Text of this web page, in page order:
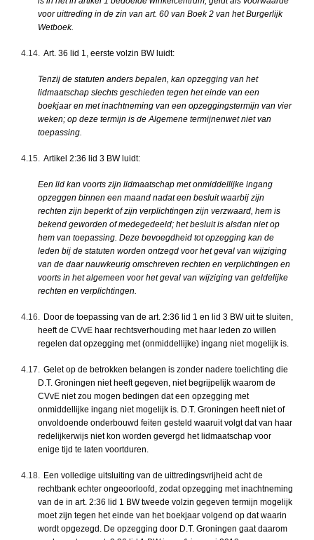
voor uittreding in de zin van art. 60 van Boek 2 van het Burgerlijk
Wetboek.
4.14. Art. 36 lid 1, eerste volzin BW luidt:
Tenzij de statuten anders bepalen, kan opzegging van het
lidmaatschap slechts geschieden tegen het einde van een
boekjaar en met inachtneming van een opzeggingstermijn van vier
weken; op deze termijn is de Algemene termijnenwet niet van
toepassing.
4.15. Artikel 2:36 lid 3 BW luidt:
Een lid kan voorts zijn lidmaatschap met onmiddellijke ingang
opzeggen binnen een maand nadat een besluit waarbij zijn
rechten zijn beperkt of zijn verplichtingen zijn verzwaard, hem is
bekend geworden of medegedeeld; het besluit is alsdan niet op
hem van toepassing. Deze bevoegdheid tot opzegging kan de
leden bij de statuten worden ontzegd voor het geval van wijziging
van de daar nauwkeurig omschreven rechten en verplichtingen en
voorts in het algemeen voor het geval van wijziging van geldelijke
rechten en verplichtingen.
4.16. Door de toepassing van de art. 2:36 lid 1 en lid 3 BW uit te sluiten,
heeft de CVvE haar rechtsverhouding met haar leden zo willen
regelen dat opzegging met (onmiddellijke) ingang niet mogelijk is.
4.17. Gelet op de betrokken belangen is zonder nadere toelichting die
D.T. Groningen niet heeft gegeven, niet begrijpelijk waarom de
CVvE niet zou mogen bedingen dat een opzegging met
onmiddellijke ingang niet mogelijk is. D.T. Groningen heeft niet of
onvoldoende onderbouwd feiten gesteld waaruit volgt dat van haar
redelijkerwijs niet kon worden gevergd het lidmaatschap voor
enige tijd te laten voortduren.
4.18. Een volledige uitsluiting van de uittredingsvrijheid acht de
rechtbank echter ongeoorloofd, zodat opzegging met inachtneming
van de in art. 2:36 lid 1 BW tweede volzin gegeven termijn mogelijk
moet zijn tegen het einde van het boekjaar volgend op dat waarin
wordt opgezegd. De opzegging door D.T. Groningen gaat daarom